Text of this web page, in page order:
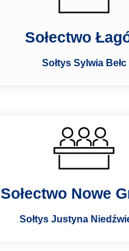
Sołectwo
Sołtys Sylwia Bełc
Sołectwo Nowe
Sołtys Justyna